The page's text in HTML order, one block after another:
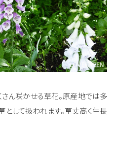
さん咲かせる草花。原産地では多
として扱われます。草丈高く生長